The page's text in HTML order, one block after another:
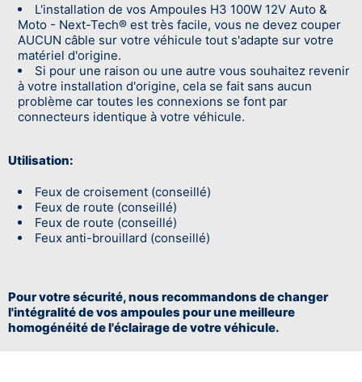
L'installation de vos Ampoules H3 100W 12V Auto &
Moto - Next-Tech® est très facile, vous ne devez couper
AUCUN câble sur votre véhicule tout s'adapte sur votre
matériel d'origine.
Si pour une raison ou une autre vous souhaitez revenir
à votre installation d'origine, cela se fait sans aucun
problème car toutes les connexions se font par
connecteurs identique à votre véhicule.
Utilisation:
Feux de croisement (conseillé)
Feux de route (conseillé)
Feux de route (conseillé)
Feux anti-brouillard (conseillé)
Pour votre sécurité, nous recommandons de changer
l'intégralité de vos ampoules pour une meilleure
homogénéité de l'éclairage de votre véhicule.